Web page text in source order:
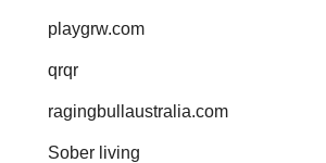
playgrw.com
qrqr
ragingbullaustralia.com
Sober living